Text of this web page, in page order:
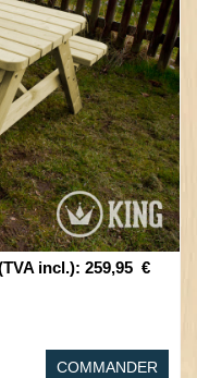
incl.): 259,95 €
COMMANDER